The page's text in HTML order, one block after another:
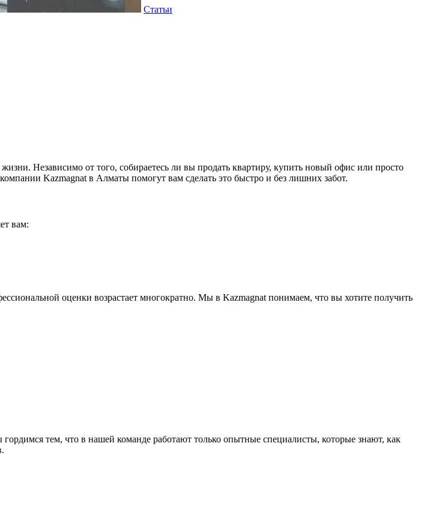
Статьи
Независимо от того, собираетесь ли вы продать квартиру, купить новый офис или просто
Kazmagnat в Алматы помогут вам сделать это быстро и без лишних забот.
вам:
оценки возрастает многократно. Мы в Kazmagnat понимаем, что вы хотите получить
тем, что в нашей команде работают только опытные специалисты, которые знают, как